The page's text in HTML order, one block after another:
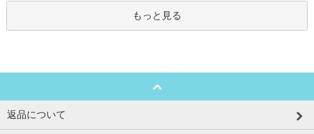
もっと見る
返品について